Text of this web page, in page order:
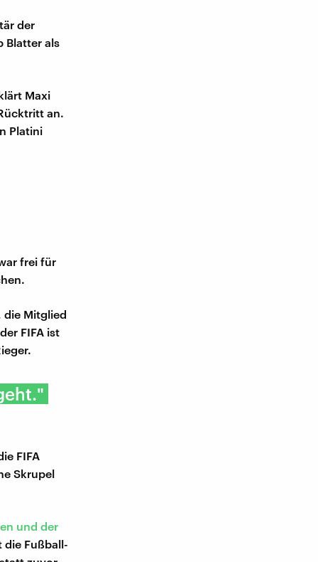
der
Blatter als
Maxi
an.
Platini
frei für
die Mitglied
FIFA ist
FIFA
Skrupel
und der
Fußball-